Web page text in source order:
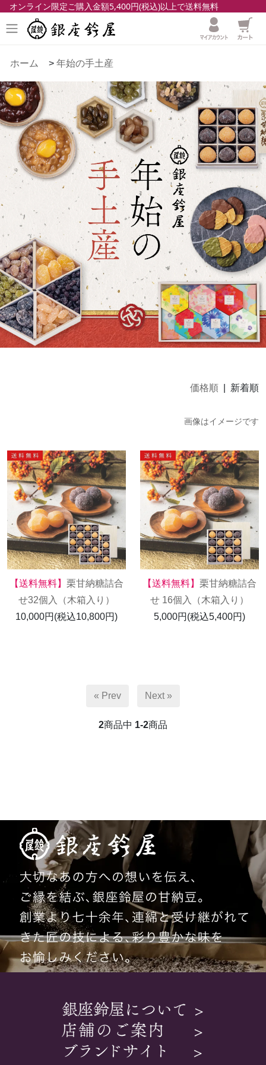
オンライン限定ご購入金額5,400円(税込)以上で送料無料
ホーム > 年始の手土産
価格順 | 新着順
画像はイメージです
【送料無料】 栗甘納糖詰合
せ32個入（木箱入り）
10,000円(税込10,800円)
【送料無料】 栗甘納糖詰合
せ 16個入（木箱入り）
5,000円(税込5,400円)
« Prev Next »
2商品中 1-2商品